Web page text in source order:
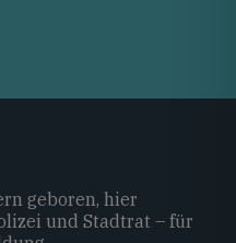
geboren, hier
und Stadtrat – für